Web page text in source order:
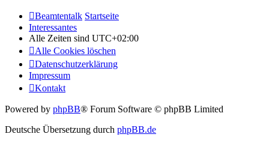
Beamtentalk Startseite
Interessantes
Alle Zeiten sind UTC+02:00
Alle Cookies löschen
Datenschutzerklärung
Impressum
Kontakt
Powered by phpBB® Forum Software © phpBB Limited
Deutsche Übersetzung durch phpBB.de